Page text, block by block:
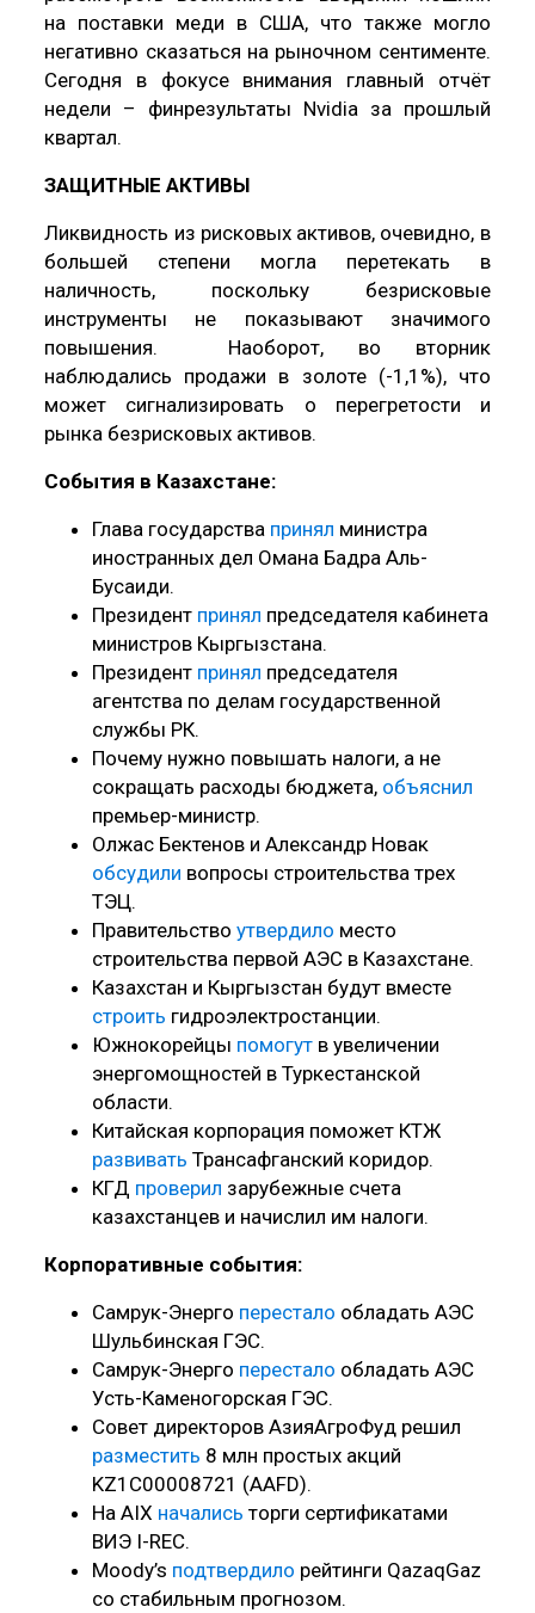
на поставки меди в США, что также могло
негативно сказаться на рыночном сентименте.
Сегодня в фокусе внимания главный отчёт
недели – финрезультаты Nvidia за прошлый
квартал.
ЗАЩИТНЫЕ АКТИВЫ
Ликвидность из рисковых активов, очевидно, в
большей степени могла перетекать в
наличность, поскольку безрисковые
инструменты не показывают значимого
повышения. Наоборот, во вторник
наблюдались продажи в золоте (-1,1%), что
может сигнализировать о перегретости и
рынка безрисковых активов.
События в Казахстане:
Глава государства принял министра
иностранных дел Омана Бадра Аль-
Бусаиди.
Президент принял председателя кабинета
министров Кыргызстана.
Президент принял председателя
агентства по делам государственной
службы РК.
Почему нужно повышать налоги, а не
сокращать расходы бюджета, объяснил
премьер-министр.
Олжас Бектенов и Александр Новак
обсудили вопросы строительства трех
ТЭЦ.
Правительствоутвердило место
строительства первой АЭС в Казахстане.
Казахстан и Кыргызстан будут вместе
строить гидроэлектростанции.
Южнокорейцы помогут в увеличении
энергомощностей в Туркестанской
области.
Китайская корпорация поможет КТЖ
развивать Трансафганский коридор.
КГД проверил зарубежные счета
казахстанцев и начислил им налоги.
Корпоративные события:
Самрук-Энерго перестало обладать АЭС
Шульбинская ГЭС.
Самрук-Энерго перестало обладать АЭС
Усть-Каменогорская ГЭС.
Совет директоров АзияАгроФуд решил
разместить 8 млн простых акций
KZ1C00008721 (AAFD).
На AIX начались торги сертификатами
ВИЭ I-REC.
Moody’s подтвердило рейтинги QazaqGaz
со стабильным прогнозом.